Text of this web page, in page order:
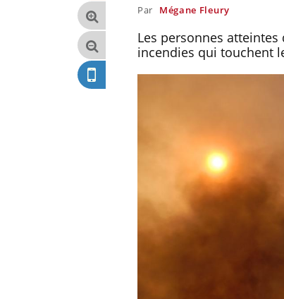
Par Mégane Fleury
Les personnes
incendies qui touchent
VIH : la fin du comprimé
tous les jours se
elle enfin ?